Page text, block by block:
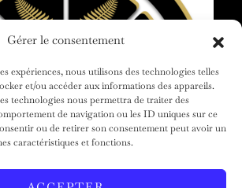
Gérer le consentement
expériences, nous utilisons des technologies telles
et/ou accéder aux informations des appareils.
technologies nous permettra de traiter des
de navigation ou les ID uniques sur ce
ou de retirer son consentement peut avoir un
caractéristiques et fonctions.